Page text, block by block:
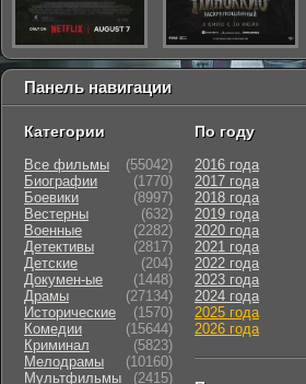
Панель навигации
Категории
Все фильмы
(55042)
Биографии
(1770)
Боевики
(8997)
Вестерны
(632)
Военные
(2282)
Детективы
(2817)
Детские
(204)
Докумен-ые
(1448)
Драмы
(27134)
Исторические
(1570)
Комедии
(15644)
Криминал
(5823)
Мелодрамы
(10160)
Мультфильмы
(2415)
По году
2016 года
2017 года
2018 года
2019 года
2020 года
2021 года
2022 года
2023 года
2024 года
2025 года
2026 года